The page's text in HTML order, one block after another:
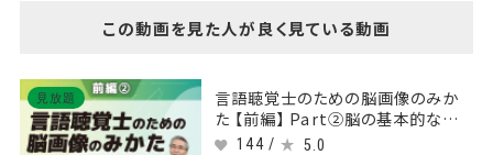
この動画を見た人が良く見ている動画
見放題
言語聴覚士のための脳画像のみか
た 【前編】 Part②脳の基本的な解
剖と脳卒中の脳画像1
144 / 5.0